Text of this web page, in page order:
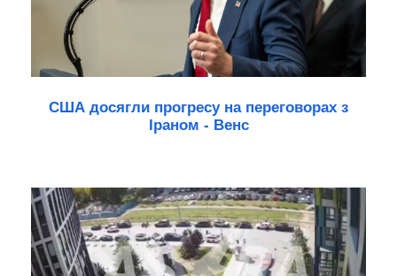
США досягли прогресу на переговорах з
Іраном - Венс